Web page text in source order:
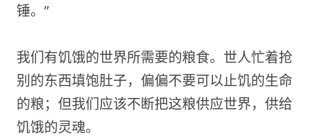
锤。”
我们有饥饿的世界所需要的粮食。世人忙着抢
别的东西填饱肚子，偏偏不要可以止饥的生命
的粮；但我们应该不断把这粮供应世界，供给
饥饿的灵魂。